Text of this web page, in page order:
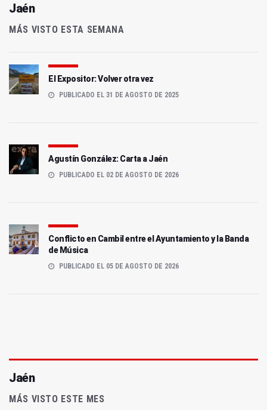
Jaén
MÁS VISTO ESTA SEMANA
El Expositor: Volver otra vez
PUBLICADO EL 31 DE AGOSTO DE 2025
Agustín González: Carta a Jaén
PUBLICADO EL 02 DE AGOSTO DE 2026
Conflicto en Cambil entre el Ayuntamiento y la Banda
de Música
PUBLICADO EL 05 DE AGOSTO DE 2026
Jaén
MÁS VISTO ESTE MES